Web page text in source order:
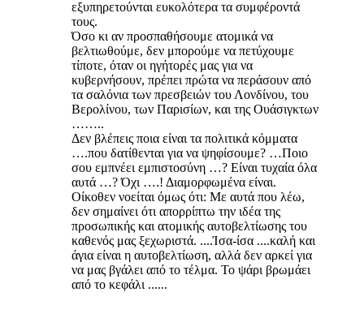
εξυπηρετούνται ευκολότερα τα συμφέροντά
τους.
Όσο κι αν προσπαθήσουμε ατομικά να
βελτιωθούμε, δεν μπορούμε να πετύχουμε
τίποτε, όταν οι ηγήτορές μας για να
κυβερνήσουν, πρέπει πρώτα να περάσουν από
τα σαλόνια των πρεσβειών του Λονδίνου, του
Βερολίνου, των Παρισίων, και της Oυάσιγκτων
……..
Δεν βλέπεις ποια είναι τα πολιτικά κόμματα
….που δατίθενται για να ψηφίσουμε? …Ποιο
σου εμπνέει εμπιστοσύνη …? Είναι τυχαία όλα
αυτά …? Όχι ….! Διαμορφωμένα είναι.
Οίκοθεν νοείται όμως ότι: Με αυτά που λέω,
δεν σημαίνει ότι απορρίπτω την ιδέα της
προσωπικής και ατομικής αυτοβελτίωσης του
καθενός μας ξεχωριστά. ....Ίσα-ίσα ....καλή και
άγια είναι η αυτοβελτίωση, αλλά δεν αρκεί για
να μας βγάλει από το τέλμα. Το ψάρι βρωμάει
από το κεφάλι ......